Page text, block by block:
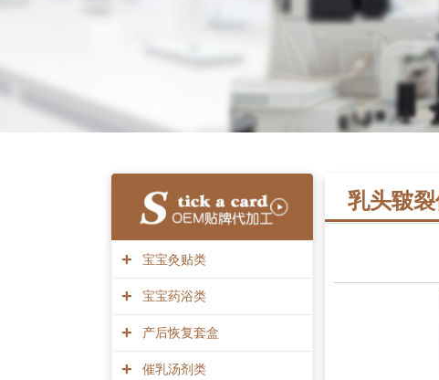
+ 宝宝灸贴类
+ 宝宝药浴类
+ 产后恢复套盒
+ 催乳汤剂类
乳头皲